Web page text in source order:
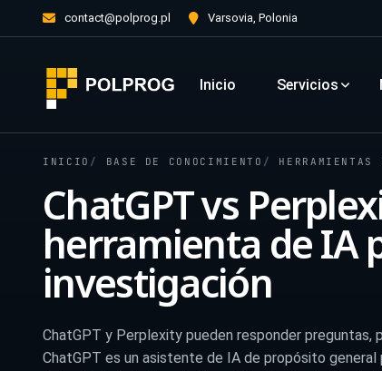
contact@polprog.pl Varsovia, Polonia
Inicio Servicios
INICIO BASE DE CONOCIMIENTO
ChatGPT vs
herramienta de IA
investigación
ChatGPT y Perplexity pueden responder
ChatGPT es un asistente de IA de propósito